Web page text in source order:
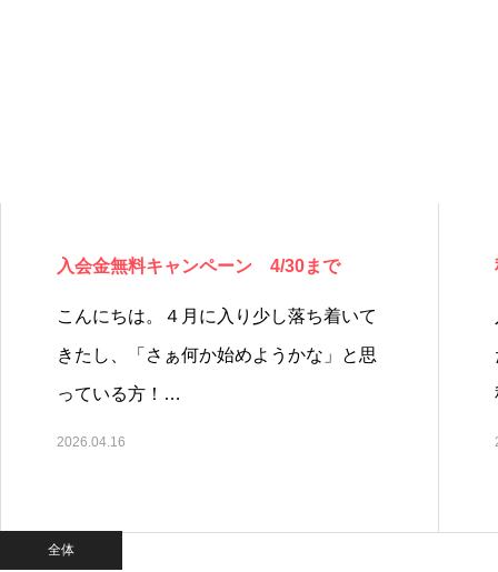
入会金無料キャンペーン 4/30まで
こんにちは。４月に入り少し落ち着いて
きたし、「さぁ何か始めようかな」と思
っている方！…
2026.04.16
全体